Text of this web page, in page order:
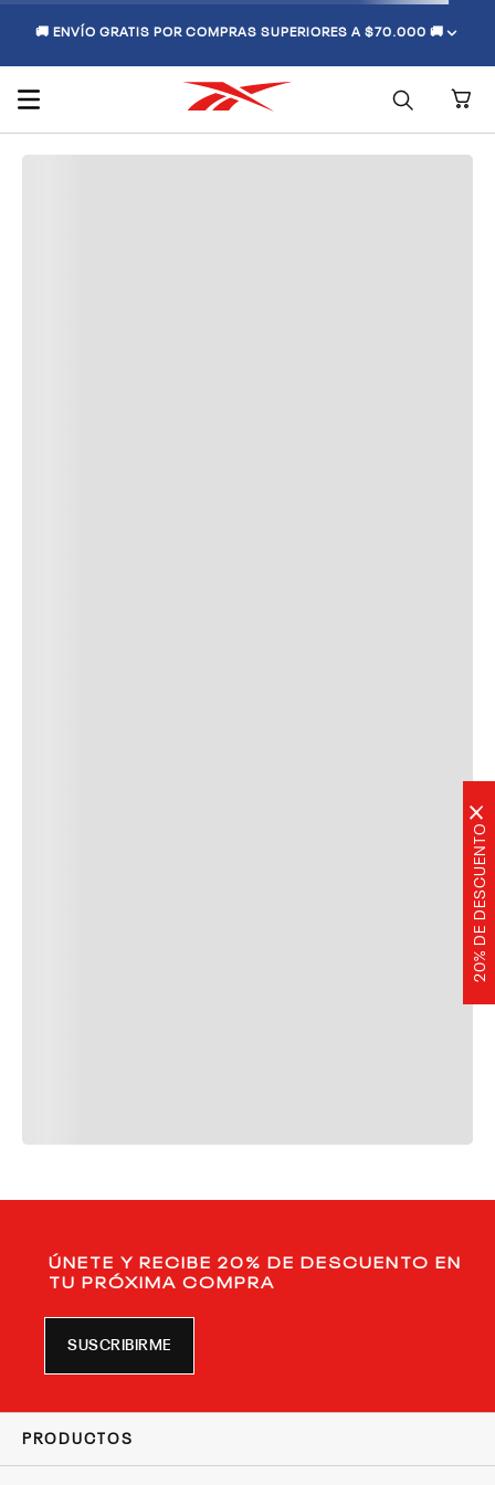
20% DE DESCUENTO
×
🚚 ENVÍO GRATIS POR COMPRAS SUPERIORES A $70.000 🚚
ÚNETE Y RECIBE 20% DE DESCUENTO EN
TU PRÓXIMA COMPRA
SUSCRIBIRME
PRODUCTOS